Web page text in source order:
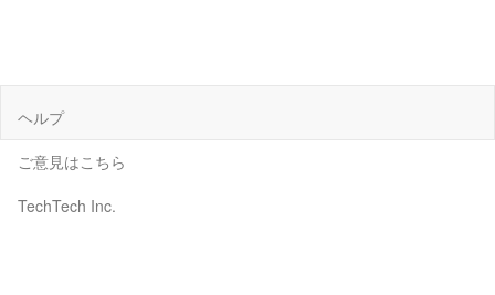
ヘルプ
ご意見はこちら
TechTech Inc.